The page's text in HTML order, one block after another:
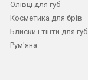
Олівці для губ
Косметика для брів
Блиски і тінти для губ
Рум'яна